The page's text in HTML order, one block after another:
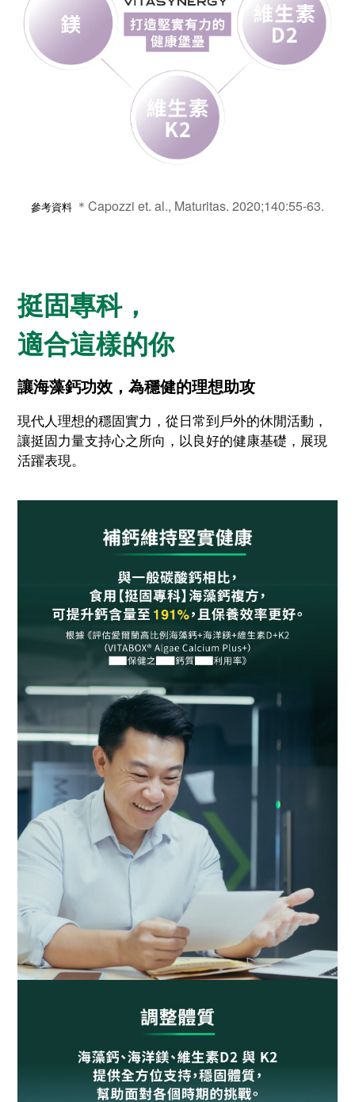
參考資料 ＊Capozzi et. al., Maturitas. 2020;140:55-63.
挺固專科，
適合這樣的你
讓海藻鈣功效，為穩健的理想助攻
現代人理想的穩固實力，從日常到戶外的休閒活動，
讓挺固力量支持心之所向，以良好的健康基礎，展現
活躍表現。